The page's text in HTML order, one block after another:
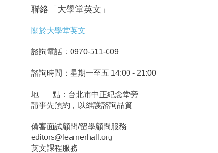
聯絡「大學堂英文」
關於大學堂英文
諮詢電話：0970-511-609
諮詢時間：星期一至五 14:00 - 21:00
地 點：台北市中正紀念堂旁
請事先預約，以維護諮詢品質
備審面試顧問/留學顧問服務
editors@learnerhall.org
英文課程服務